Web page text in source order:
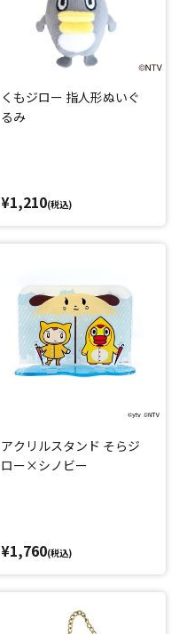
くもジロー 指人形ぬいぐ
るみ
¥1,210(税込)
アクリルスタンド そらジ
ロー×シノビー
¥1,760(税込)